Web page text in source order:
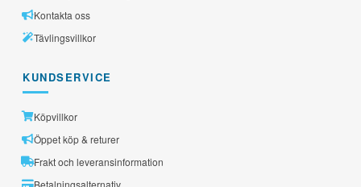
Kontakta oss
Tävlingsvillkor
KUNDSERVICE
Köpvillkor
Öppet köp & returer
Frakt och leveransinformation
Betalningsalternativ